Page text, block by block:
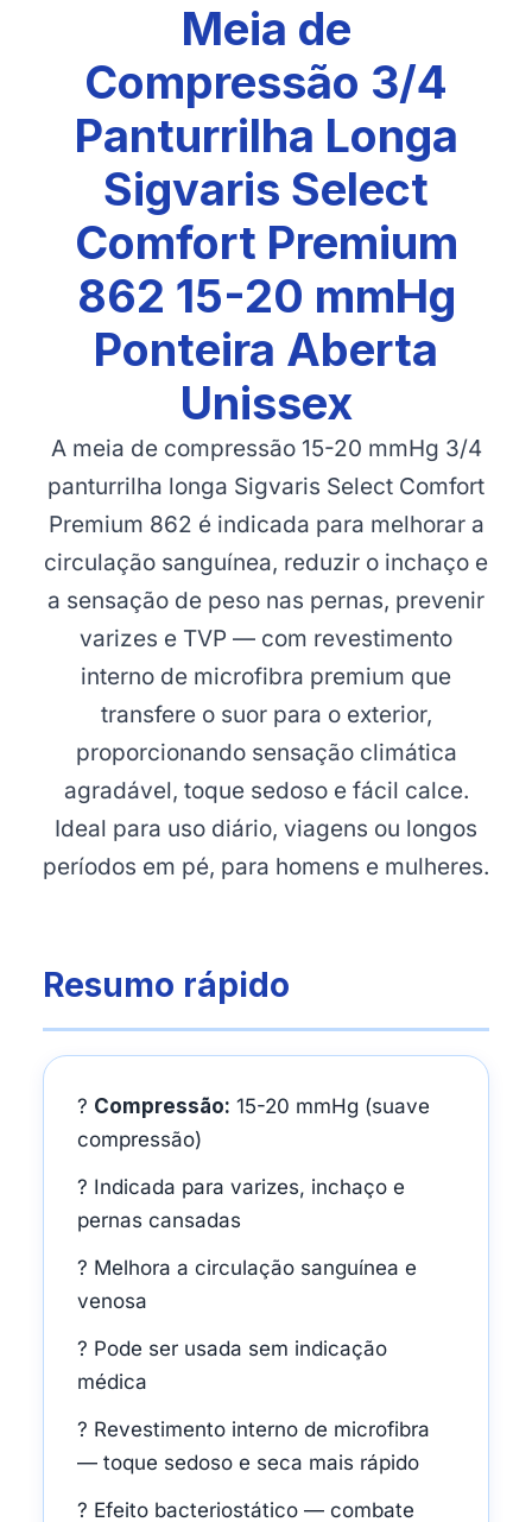
Meia de
Compressão 3/4
Panturrilha Longa
Sigvaris Select
Comfort Premium
862 15-20 mmHg
Ponteira Aberta
Unissex
A meia de compressão 15-20 mmHg 3/4
panturrilha longa Sigvaris Select Comfort
Premium 862 é indicada para melhorar a
circulação sanguínea, reduzir o inchaço e
a sensação de peso nas pernas, prevenir
varizes e TVP — com revestimento
interno de microfibra premium que
transfere o suor para o exterior,
proporcionando sensação climática
agradável, toque sedoso e fácil calce.
Ideal para uso diário, viagens ou longos
períodos em pé, para homens e mulheres.
Resumo rápido
? Compressão: 15-20 mmHg (suave
compressão)
? Indicada para varizes, inchaço e
pernas cansadas
? Melhora a circulação sanguínea e
venosa
? Pode ser usada sem indicação
médica
? Revestimento interno de microfibra
— toque sedoso e seca mais rápido
? Efeito bacteriostático — combate